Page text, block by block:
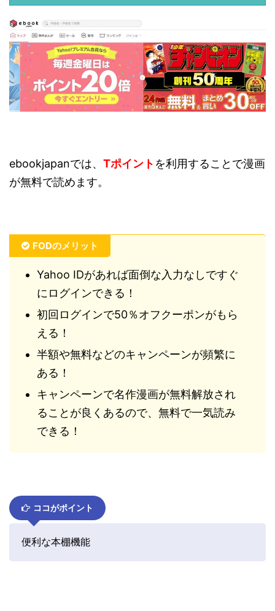
ebookjapanでは、 Tポイント を利用することで漫画
が無料で読めます。
FODのメリット
Yahoo IDがあれば面倒な入力なしですぐ
にログインできる！
初回ログインで50％オフクーポンがもら
える！
半額や無料などのキャンペーンが頻繁に
ある！
キャンペーンで名作漫画が無料解放され
ることが良くあるので、無料で一気読み
できる！
ココがポイント
便利な本棚機能